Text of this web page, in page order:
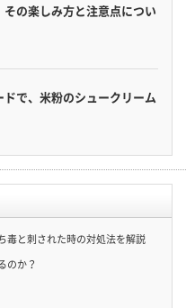
の楽しみ方と注意点につい
で、米粉のシュークリーム
毒と刺された時の対処法を解説
のか？